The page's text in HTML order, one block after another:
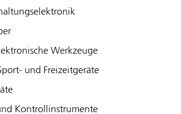
Werkzeuge
und Freizeitgeräte
Kontrollinstrumente